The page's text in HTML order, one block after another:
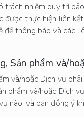
nhiệm duy trì
thực hiện liên
thông báo và các
Sản phẩm và/
và/hoặc Dịch vụ
phẩm và/hoặc
nào, và bạn đồng ý